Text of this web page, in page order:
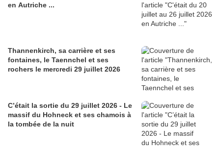
en Autriche ...
Thannenkirch, sa carrière et ses
fontaines, le Taennchel et ses
rochers le mercredi 29 juillet 2026
C’était la sortie du 29 juillet 2026 - Le
massif du Hohneck et ses chamois à
la tombée de la nuit